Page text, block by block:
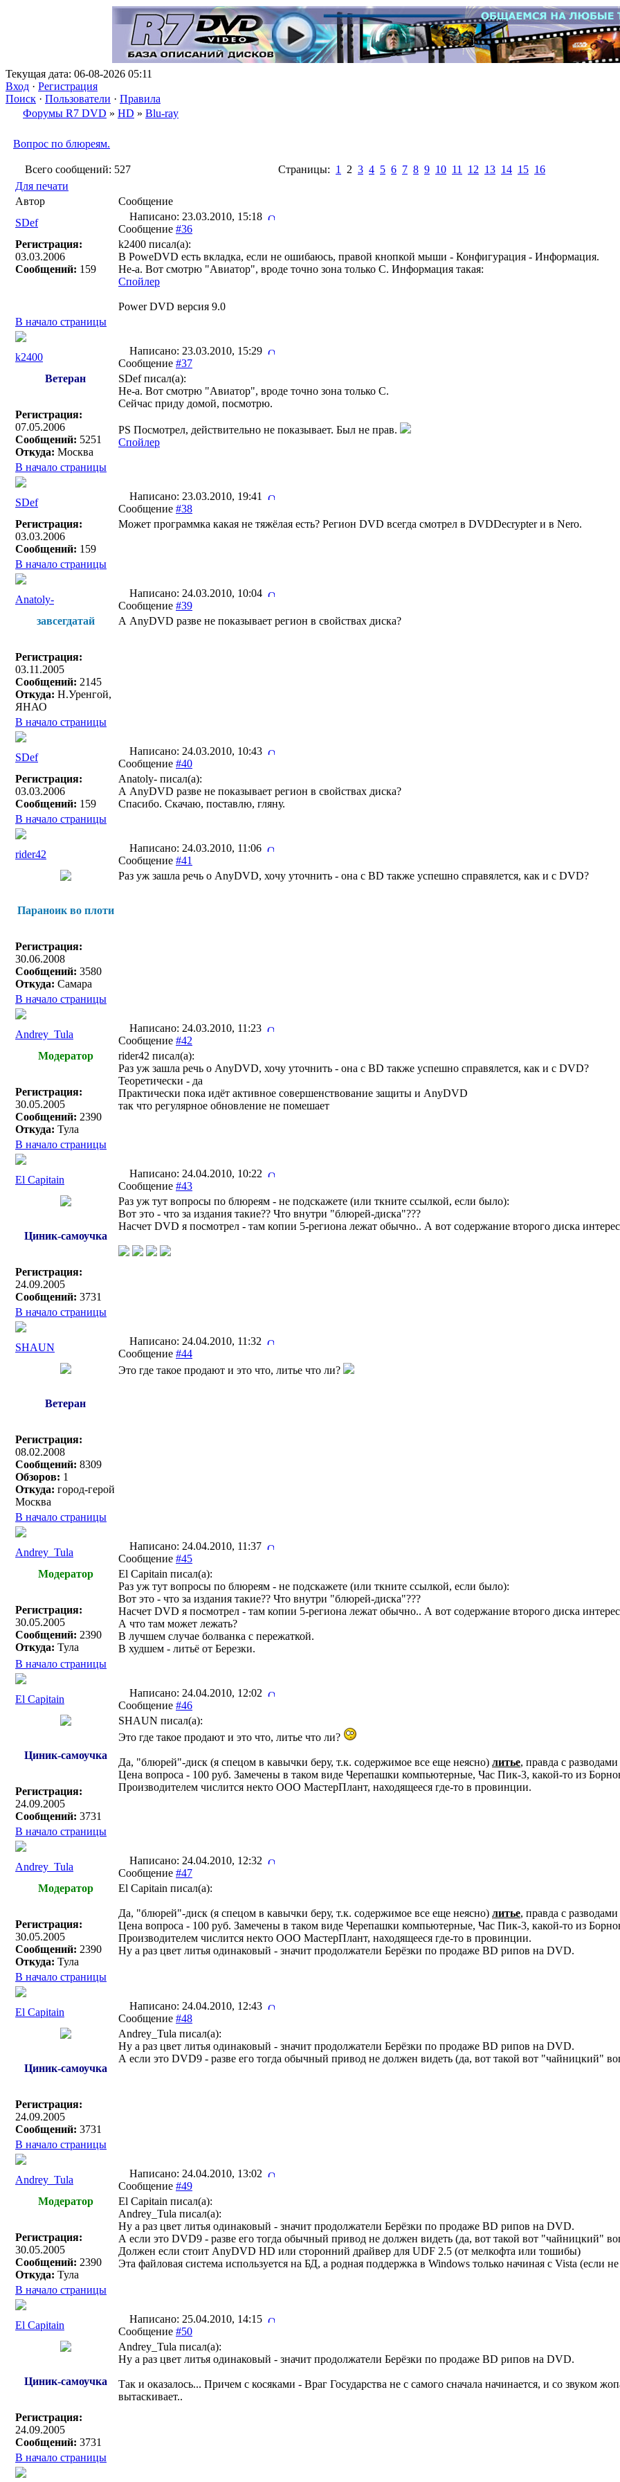
Текущая дата: 06-08-2026 05:11
Вход · Регистрация
Поиск · Пользователи · Правила
Форумы R7 DVD » HD » Blu-ray
Вопрос по блюреям.
Всего сообщений: 527 Страницы: 1 2 3 4 5 6 7 8 9 10 11 12 13 14 15 16
Для печати
Автор
Сообщение
SDef
Написано: 23.03.2010, 15:18
Сообщение #36
Регистрация:
03.03.2006
Сообщений: 159
k2400 писал(a):
В PoweDVD есть вкладка, если не ошибаюсь, правой кнопкой мыши - Конфигурация - Информация.
Не-а. Вот смотрю "Авиатор", вроде точно зона только С. Информация такая:
Спойлер
Power DVD версия 9.0
В начало страницы
k2400
Написано: 23.03.2010, 15:29
Сообщение #37
Ветеран
Регистрация:
07.05.2006
Сообщений: 5251
Откуда: Москва
SDef писал(a):
Не-а. Вот смотрю "Авиатор", вроде точно зона только С.
Сейчас приду домой, посмотрю.
PS Посмотрел, действительно не показывает. Был не прав.
Спойлер
В начало страницы
SDef
Написано: 23.03.2010, 19:41
Сообщение #38
Регистрация:
03.03.2006
Сообщений: 159
Может программка какая не тяжёлая есть? Регион DVD всегда смотрел в DVDDecrypter и в Nero.
В начало страницы
Anatoly-
Написано: 24.03.2010, 10:04
Сообщение #39
завсегдатай
Регистрация:
03.11.2005
Сообщений: 2145
Откуда: Н.Уренгой,
ЯНАО
А AnyDVD разве не показывает регион в свойствах диска?
В начало страницы
SDef
Написано: 24.03.2010, 10:43
Сообщение #40
Регистрация:
03.03.2006
Сообщений: 159
Anatoly- писал(a):
А AnyDVD разве не показывает регион в свойствах диска?
Спасибо. Скачаю, поставлю, гляну.
В начало страницы
rider42
Написано: 24.03.2010, 11:06
Сообщение #41
Параноик во плоти
Регистрация:
30.06.2008
Сообщений: 3580
Откуда: Самара
Раз уж зашла речь о AnyDVD, хочу уточнить - она с BD также успешно справялется, как и с DVD?
В начало страницы
Andrey_Tula
Написано: 24.03.2010, 11:23
Сообщение #42
Модератор
Регистрация:
30.05.2005
Сообщений: 2390
Откуда: Тула
rider42 писал(a):
Раз уж зашла речь о AnyDVD, хочу уточнить - она с BD также успешно справялется, как и с DVD?
Теоретически - да
Практически пока идёт активное совершенствование защиты и AnyDVD
так что регулярное обновление не помешает
В начало страницы
El Capitain
Написано: 24.04.2010, 10:22
Сообщение #43
Циник-самоучка
Регистрация:
24.09.2005
Сообщений: 3731
Раз уж тут вопросы по блюреям - не подскажете (или ткните ссылкой, если было):
Вот это - что за издания такие?? Что внутри "блюрей-диска"???
Насчет DVD я посмотрел - там копии 5-региона лежат обычно.. А вот содержание второго диска
В начало страницы
SHAUN
Написано: 24.04.2010, 11:32
Сообщение #44
Ветеран
Регистрация:
08.02.2008
Сообщений: 8309
Обзоров: 1
Откуда: город-герой
Москва
Это где такое продают и это что, литье что ли?
В начало страницы
Andrey_Tula
Написано: 24.04.2010, 11:37
Сообщение #45
Модератор
Регистрация:
30.05.2005
Сообщений: 2390
Откуда: Тула
El Capitain писал(a):
Раз уж тут вопросы по блюреям - не подскажете (или ткните ссылкой, если было):
Вот это - что за издания такие?? Что внутри "блюрей-диска"???
Насчет DVD я посмотрел - там копии 5-региона лежат обычно.. А вот содержание второго диска
А что там может лежать?
В лучшем случае болванка с пережаткой.
В худшем - литьё от Березки.
В начало страницы
El Capitain
Написано: 24.04.2010, 12:02
Сообщение #46
Циник-самоучка
Регистрация:
24.09.2005
Сообщений: 3731
SHAUN писал(a):
Это где такое продают и это что, литье что ли?
Да, "блюрей"-диск (я спецом в кавычки беру, т.к. содержимое все еще неясно) литье, правда с
Цена вопроса - 100 руб. Замечены в таком виде Черепашки компьютерные, Час Пик-3, какой-то из
Производителем числится некто ООО МастерПлант, находящееся где-то в провинции.
В начало страницы
Andrey_Tula
Написано: 24.04.2010, 12:32
Сообщение #47
Модератор
Регистрация:
30.05.2005
Сообщений: 2390
Откуда: Тула
El Capitain писал(a):
Да, "блюрей"-диск (я спецом в кавычки беру, т.к. содержимое все еще неясно) литье, правда с
Цена вопроса - 100 руб. Замечены в таком виде Черепашки компьютерные, Час Пик-3, какой-то из
Производителем числится некто ООО МастерПлант, находящееся где-то в провинции.
Ну а раз цвет литья одинаковый - значит продолжатели Берёзки по продаже BD рипов на DVD.
В начало страницы
El Capitain
Написано: 24.04.2010, 12:43
Сообщение #48
Циник-самоучка
Регистрация:
24.09.2005
Сообщений: 3731
Andrey_Tula писал(a):
Ну а раз цвет литья одинаковый - значит продолжатели Берёзки по продаже BD рипов на DVD.
А если это DVD9 - разве его тогда обычный привод не должен видеть (да, вот такой вот "чайницкий"
В начало страницы
Andrey_Tula
Написано: 24.04.2010, 13:02
Сообщение #49
Модератор
Регистрация:
30.05.2005
Сообщений: 2390
Откуда: Тула
El Capitain писал(a):
Andrey_Tula писал(a):
Ну а раз цвет литья одинаковый - значит продолжатели Берёзки по продаже BD рипов на DVD.
А если это DVD9 - разве его тогда обычный привод не должен видеть (да, вот такой вот "чайницкий"
Должен если стоит AnyDVD HD или cторонний драйвер для UDF 2.5 (от мелкофта или тошибы)
Эта файловая система используется на БД, а родная поддержка в Windows только начиная с Vista (если
В начало страницы
El Capitain
Написано: 25.04.2010, 14:15
Сообщение #50
Циник-самоучка
Регистрация:
24.09.2005
Сообщений: 3731
Andrey_Tula писал(a):
Ну а раз цвет литья одинаковый - значит продолжатели Берёзки по продаже BD рипов на DVD.
Так и оказалось... Причем с косяками - Враг Государства не с самого сначала начинается, и со звуком
вытаскивает..
В начало страницы